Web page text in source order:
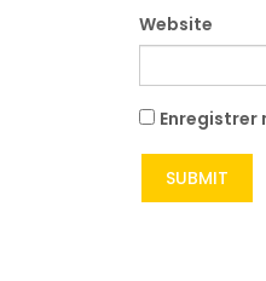
Website
Enregistrer